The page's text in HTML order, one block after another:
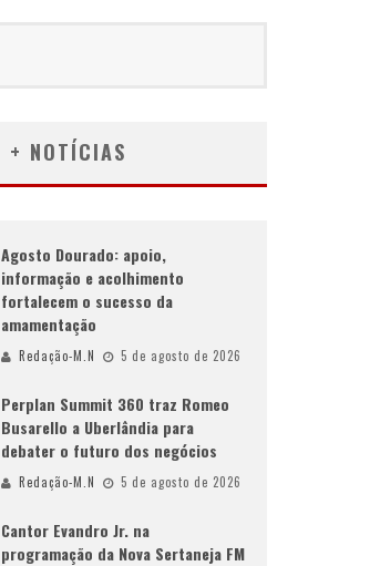
+ NOTÍCIAS
Agosto Dourado: apoio,
informação e acolhimento
fortalecem o sucesso da
amamentação
Redação-M.N 5 de agosto de 2026
Perplan Summit 360 traz Romeo
Busarello a Uberlândia para
debater o futuro dos negócios
Redação-M.N 5 de agosto de 2026
Cantor Evandro Jr. na
programação da Nova Sertaneja FM